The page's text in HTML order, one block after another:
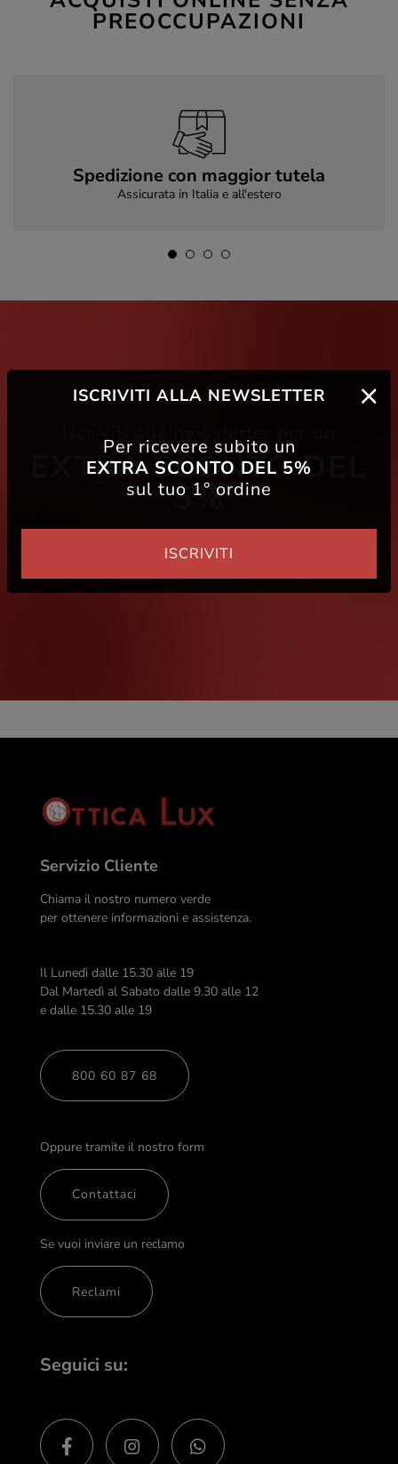
PREOCCUPAZIONI
Spedizione con maggior tutela
Assicurata in Italia e all'estero
Iscriviti alla newsletter per un
EXTRA SCONTO DEL
5%
Iscriviti
Servizio Cliente
Chiama il nostro numero verde
per ottenere informazioni e assistenza.
Il Lunedì dalle 15.30 alle 19
Dal Martedì al Sabato dalle 9.30 alle 12
e dalle 15.30 alle 19
800 60 87 68
Oppure tramite il nostro form
Contattaci
Se vuoi inviare un reclamo
Reclami
Seguici su:
ISCRIVITI ALLA NEWSLETTER
Per ricevere subito un
EXTRA SCONTO DEL 5%
sul tuo 1° ordine
ISCRIVITI